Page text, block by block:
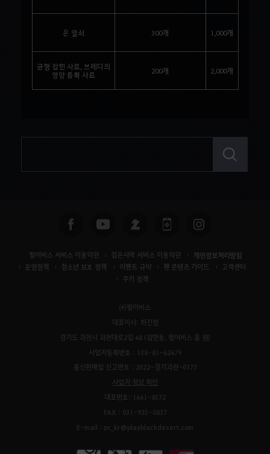
은 열쇠 300개 1,000개
균형 잡힌 사료, 브레디의
영양 듬뿍 사료
200개 2,000개
펄어비스 서비스 이용약관 검은사막 서비스 이용약관 개인정보처리방침
운영정책 청소년 보호 정책 이벤트 규약 팬 콘텐츠 가이드
고객센터
쿠키 정책
㈜펄어비스
대표이사: 허진영
경기도 과천시 과천대로2길 48 (갈현동, 펄어비스 홈 원)
사업자등록번호 : 138-81-62479
통신판매업 신고번호 : 2022-경기과천-0177
사업자 정보 확인
대표번호: 1661-8572
FAX : 031-935-0837
E-mail : pc_kr@playblackdesert.com